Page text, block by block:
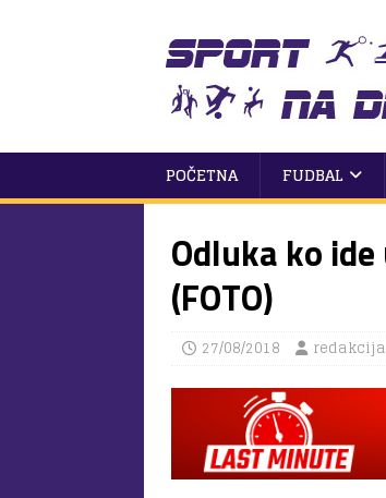
POČETNA FUDBAL
Odluka ko
(FOTO)
27/08/2018 redakcija